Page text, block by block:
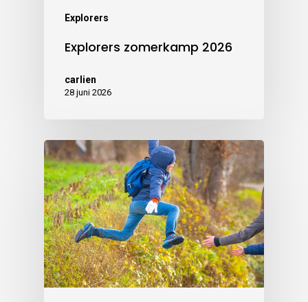
Explorers
Explorers zomerkamp 2026
carlien
28 juni 2026